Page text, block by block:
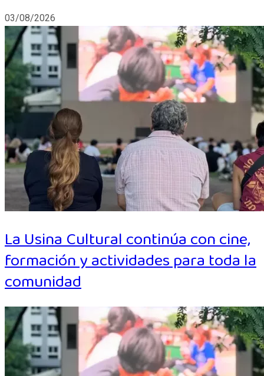
03/08/2026
La Usina Cultural continúa con cine,
formación y actividades para toda la
comunidad